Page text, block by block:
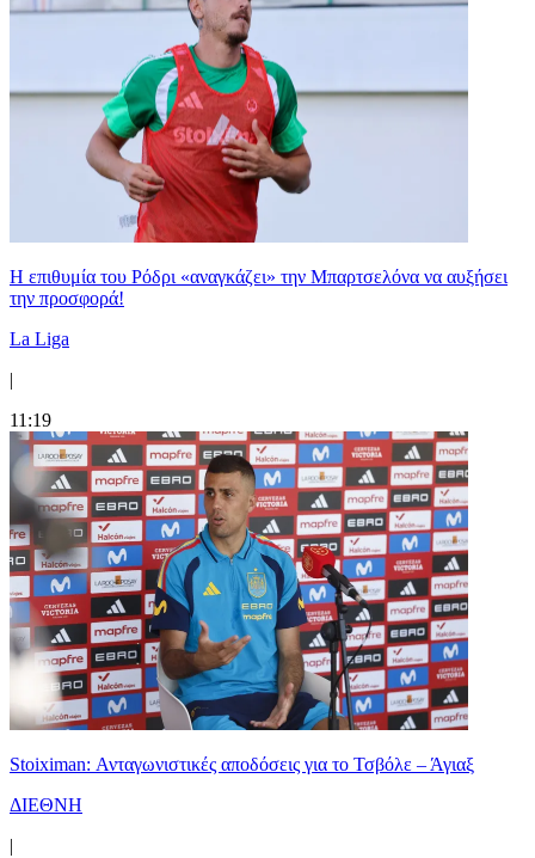
Η επιθυμία του Ρόδρι «αναγκάζει» την Μπαρτσελόνα να αυξήσει
την προσφορά!
La Liga
|
11:19
Stoiximan: Ανταγωνιστικές αποδόσεις για το Τσβόλε – Άγιαξ
ΔΙΕΘΝΗ
|